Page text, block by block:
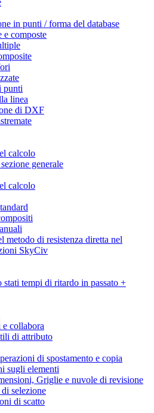
in punti / forma del database
e composte
punti
linea
di DXF
calcolo
generale
calcolo
metodo di resistenza diretta nel
SkyCiv
stati tempi di ritardo in passato +
collabora
di attributo
di spostamento e copia
sugli elementi
Griglie e nuvole di revisione
selezione
di scatto